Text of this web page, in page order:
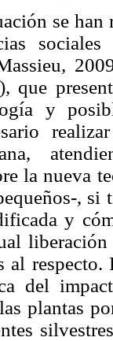
se
que
y
la nueva
,
y
al
del
plantas